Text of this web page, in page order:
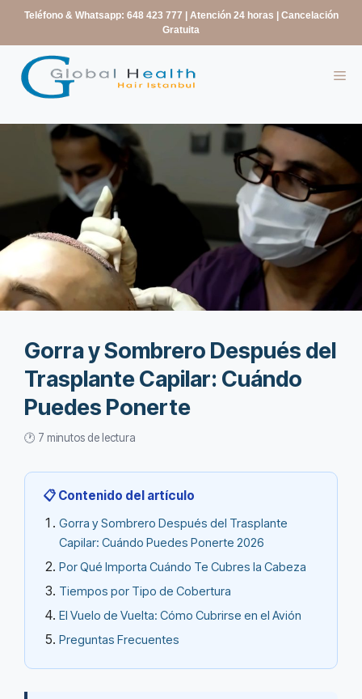
contenido
Teléfono & Whatsapp: 648 423 777
| Atención 24 horas | Cancelación
Gratuita
Gorra y Sombrero Después del
Trasplante Capilar: Cuándo
Puedes Ponerte
🕐 7 minutos de lectura
📋 Contenido del artículo
Gorra y Sombrero Después del Trasplante
Capilar: Cuándo Puedes Ponerte 2026
Por Qué Importa Cuándo Te Cubres la Cabeza
Tiempos por Tipo de Cobertura
El Vuelo de Vuelta: Cómo Cubrirse en el Avión
Preguntas Frecuentes